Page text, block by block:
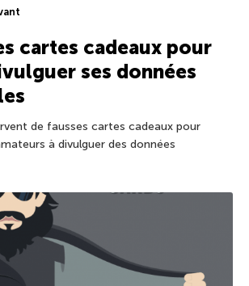
cartes cadeaux pour
ses données
de fausses cartes cadeaux pour
à divulguer des données